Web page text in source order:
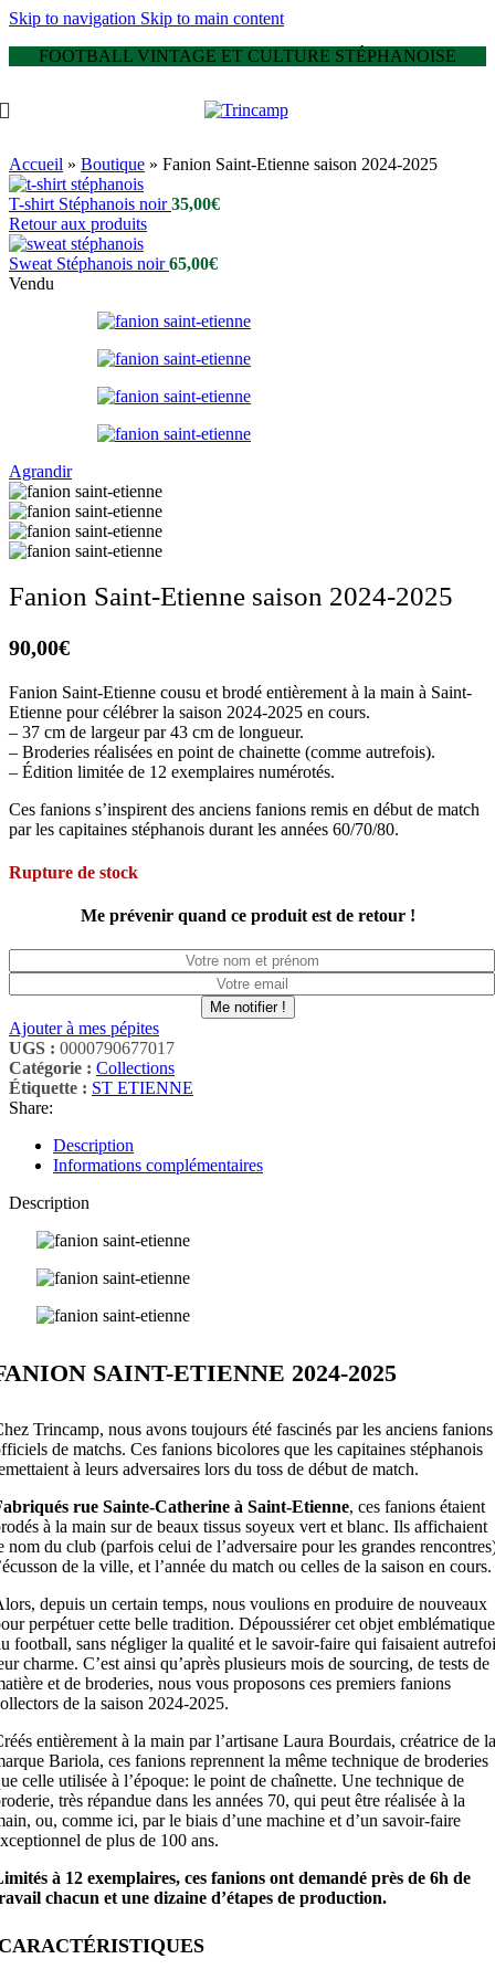
Skip to navigation Skip to main content
FOOTBALL VINTAGE ET CULTURE STÉPHANOISE
Accueil » Boutique » Fanion Saint-Etienne saison 2024-2025
T-shirt Stéphanois noir35,00€
Retour aux produits
Sweat Stéphanois noir65,00€
Vendu
Agrandir
Fanion Saint-Etienne saison 2024-2025
90,00€
Fanion Saint-Etienne cousu et brodé entièrement à la main à Saint-
Etienne pour célébrer la saison 2024-2025 en cours.
– 37 cm de largeur par 43 cm de longueur.
– Broderies réalisées en point de chainette (comme autrefois).
– Édition limitée de 12 exemplaires numérotés.
Ces fanions s’inspirent des anciens fanions remis en début de match
par les capitaines stéphanois durant les années 60/70/80.
Rupture de stock
Me prévenir quand ce produit est de retour !
Me notifier !
Ajouter à mes pépites
UGS : 0000790677017
Catégorie : Collections
Étiquette : ST ETIENNE
Share:
Description
Informations complémentaires
Description
SAINT-ETIENNE 2024-2025
Trincamp, nous avons toujours été fascinés par les anciens fanions
de matchs. Ces fanions bicolores que les capitaines stéphanois
à leurs adversaires lors du toss de début de match.
rue Sainte-Catherine à Saint-Etienne, ces fanions étaient
à la main sur de beaux tissus soyeux vert et blanc. Ils affichaient
nom du club (parfois celui de l’adversaire pour les grandes
de la ville, et l’année du match ou celles de la saison en cours.
depuis un certain temps, nous voulions en produire de nouveaux
perpétuer cette belle tradition. Dépoussiérer cet objet emblématique
football, sans négliger la qualité et le savoir-faire qui faisaient
charme. C’est ainsi qu’après plusieurs mois de sourcing, de tests de
et de broderies, nous vous proposons ces premiers fanions
de la saison 2024-2025.
entièrement à la main par l’artisane Laura Bourdais, créatrice de la
Bariola, ces fanions reprennent la même technique de broderies
celle utilisée à l’époque: le point de chaînette. Une technique de
très répandue dans les années 70, qui peut être réalisée à la
ou, comme ici, par le biais d’une machine et d’un savoir-faire
de plus de 100 ans.
à 12 exemplaires, ces fanions ont demandé près de 6h de
chacun et une dizaine d’étapes de production.